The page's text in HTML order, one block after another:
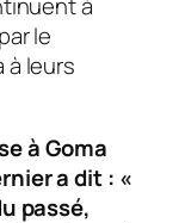
le
à leurs
à Goma
a dit : «
passé,